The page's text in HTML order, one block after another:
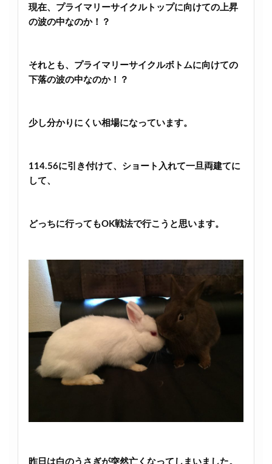
現在、プライマリーサイクルトップに向けての上昇
の波の中なのか！？
それとも、プライマリーサイクルボトムに向けての
下落の波の中なのか！？
少し分かりにくい相場になっています。
114.56に引き付けて、ショート入れて一旦両建てに
して、
どっちに行ってもOK戦法で行こうと思います。
昨日は白のうさぎが突然亡くなってしまいました。